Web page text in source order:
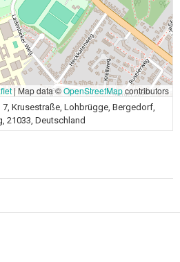
| Map data ©OpenStreetMapcontributors
7, Krusestraße, Lohbrügge, Bergedorf,
21033, Deutschland